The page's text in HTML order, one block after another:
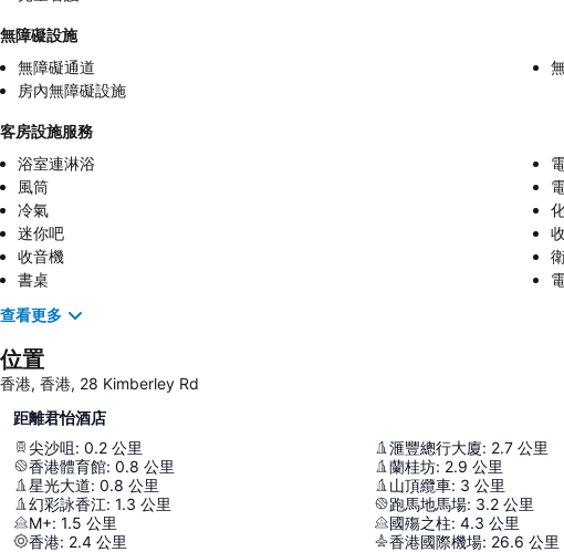
無障礙設施
無障礙通道
房內無障礙設施
客房設施服務
浴室連淋浴
風筒
冷氣
迷你吧
收音機
書桌
查看更多
位置
香港, 香港, 28 Kimberley Rd
距離君怡酒店
尖沙咀: 0.2 公里
香港體育館: 0.8 公里
星光大道: 0.8 公里
幻彩詠香江: 1.3 公里
M+: 1.5 公里
香港: 2.4 公里
滙豐總行大廈: 2.7 公里
蘭桂坊: 2.9 公里
山頂纜車: 3 公里
跑馬地馬場: 3.2 公里
國殤之柱: 4.3 公里
香港國際機場: 26.6 公里